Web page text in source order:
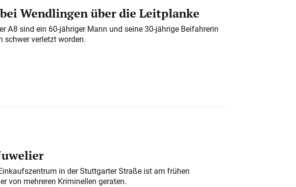
Wendlingen über die Leitplanke
A 8 sind ein 60-jähriger Mann und seine 30-jährige Beifahrerin
schwer verletzt worden.
in der Stuttgarter Straße ist am frühen
von mehreren Kriminellen geraten.